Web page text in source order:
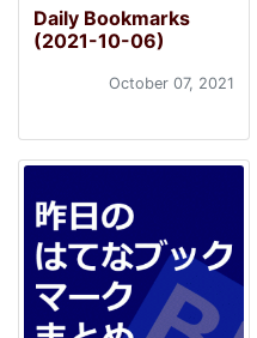
Daily Bookmarks
(2021-10-06)
October 07, 2021